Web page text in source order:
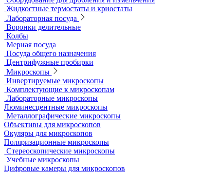
Системы отчистки воды
Гомогенизаторы
Диспергаторы
Дробильно-мельничное оборудование
Грохоты и рассевы
Лабораторные сита
Мельницы лабораторные
Оборудование для дробления и измельчения
Жидкостные термостаты и криостаты
Лабораторная посуда
Воронки делительные
Колбы
Мерная посуда
Посуда общего назначения
Центрифужные пробирки